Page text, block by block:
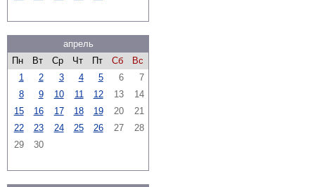
апрель
Пн
Вт Ср Чт Пт Сб
Вс
1
2 3 4 5 6
7
8
9 10 11 12 13
14
15
16 17 18 19 20
21
22
23 24 25 26 27
28
29
30